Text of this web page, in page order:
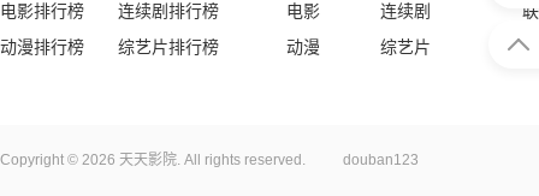
电影排行榜
连续剧排行榜
动漫排行榜
综艺片排行榜
电影
连续剧
动漫
综艺片
Copyright © 2026 天天影院. All rights reserved. douban123